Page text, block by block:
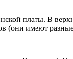
платы. В
(они имеют